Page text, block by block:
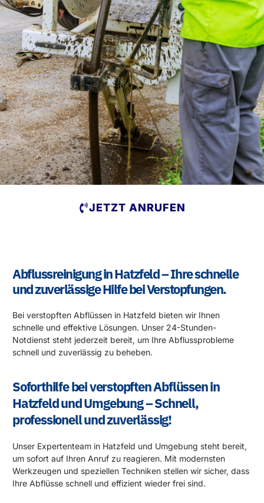
JETZT ANRUFEN
Abflussreinigung in Hatzfeld – Ihre schnelle
und zuverlässige Hilfe bei Verstopfungen.
Bei verstopften Abflüssen in Hatzfeld bieten wir Ihnen
schnelle und effektive Lösungen. Unser 24-Stunden-
Notdienst steht jederzeit bereit, um Ihre Abflussprobleme
schnell und zuverlässig zu beheben.
Soforthilfe bei verstopften Abflüssen in
Hatzfeld und Umgebung – Schnell,
professionell und zuverlässig!
Unser Expertenteam in Hatzfeld und Umgebung steht bereit,
um sofort auf Ihren Anruf zu reagieren. Mit modernsten
Werkzeugen und speziellen Techniken stellen wir sicher, dass
Ihre Abflüsse schnell und effizient wieder frei sind.